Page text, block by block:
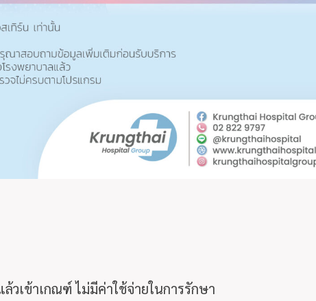
เข้าเกณฑ์ ไม่มีค่าใช้จ่ายในการรักษา